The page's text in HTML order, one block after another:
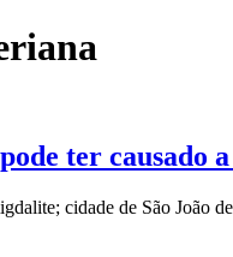
ter
cidade de São João